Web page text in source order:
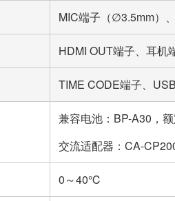
MIC端子（∅3.5mm）
HDMI OUT端子、耳机
TIME CODE端子、
兼容电池：BP-A30，
交流适配器：CA-
0～40℃